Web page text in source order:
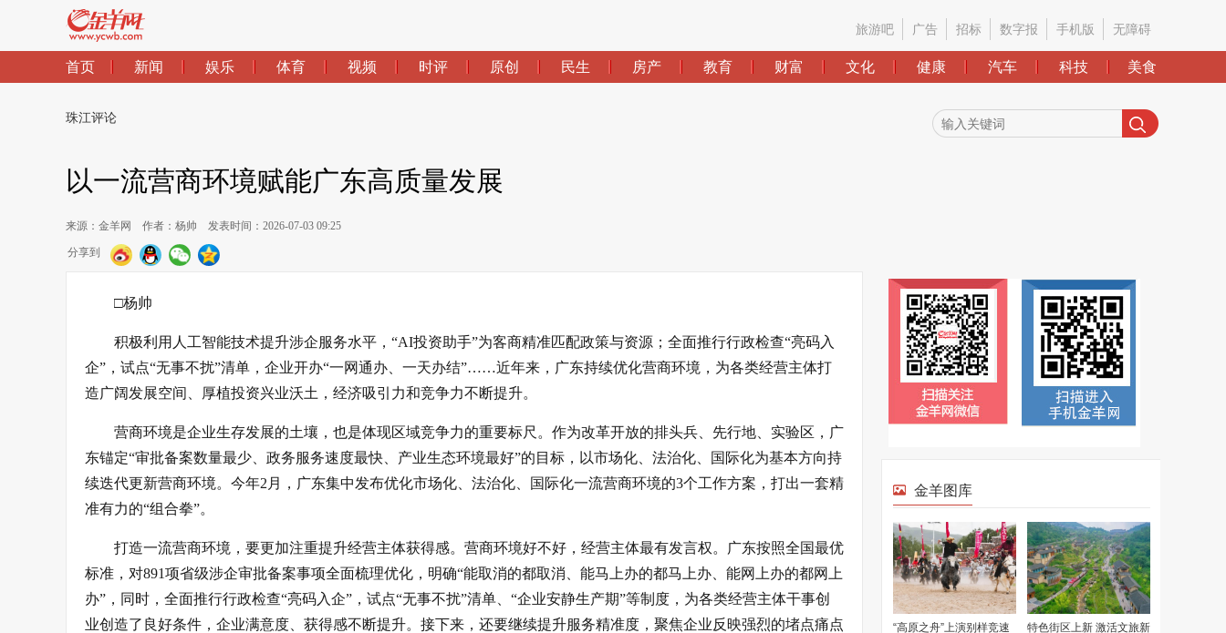
旅游吧 广告 招标 数字报 手机版 无障碍
首页 新闻 娱乐 体育 视频 时评 原创 民生 房产 教育 财富 文化 健康 汽车 科技 美食
珠江评论
以一流营商环境赋能广东高质量发展
来源：金羊网 作者：杨帅 发表时间：2026-07-03 09:25
分享到
□杨帅
积极利用人工智能技术提升涉企服务水平，“AI投资助手”为客商精准匹配政策与资源；全面推行行政检查“亮码入
企”，试点“无事不扰”清单，企业开办“一网通办、一天办结”……近年来，广东持续优化营商环境，为各类经营主体打
造广阔发展空间、厚植投资兴业沃土，经济吸引力和竞争力不断提升。
营商环境是企业生存发展的土壤，也是体现区域竞争力的重要标尺。作为改革开放的排头兵、先行地、实验区，广
东锚定“审批备案数量最少、政务服务速度最快、产业生态环境最好”的目标，以市场化、法治化、国际化为基本方向持
续迭代更新营商环境。今年2月，广东集中发布优化市场化、法治化、国际化一流营商环境的3个工作方案，打出一套精
准有力的“组合拳”。
打造一流营商环境，要更加注重提升经营主体获得感。营商环境好不好，经营主体最有发言权。广东按照全国最优
标准，对891项省级涉企审批备案事项全面梳理优化，明确“能取消的都取消、能马上办的都马上办、能网上办的都网上
办”，同时，全面推行行政检查“亮码入企”，试点“无事不扰”清单、“企业安静生产期”等制度，为各类经营主体干事创
业创造了良好条件，企业满意度、获得感不断提升。接下来，还要继续提升服务精准度，聚焦企业反映强烈的堵点痛点